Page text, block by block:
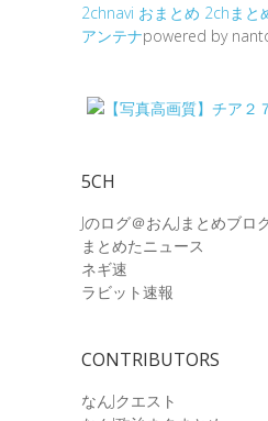
2chnavi おまとめ 2chまと
アンテナpowered by
5CH
Jのログ＠おんJまとめブロ
まとめたニュース
ネギ速
ラビット速報
CONTRIBUTORS
なんJクエスト